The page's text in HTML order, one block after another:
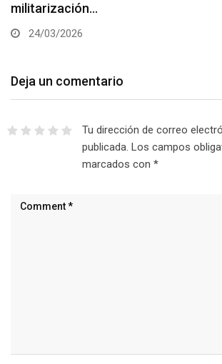
militarización…
24/03/2026
Deja un comentario
Tu dirección de correo
publicada. Los campos
marcados con *